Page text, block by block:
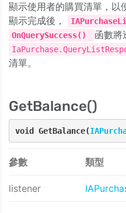
顯示使用者的購買清單，以
顯示完成後，
OnQuerySuccess() 函數將
清單。
GetBalance()
void GetBalance(
參數 類型
listener